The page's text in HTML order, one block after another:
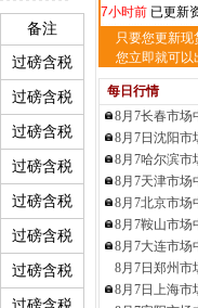
备注
过磅含税
过磅含税
过磅含税
过磅含税
过磅含税
过磅含税
过磅含税
7小时前已更新
天津亿宇金
现货供应：天
7小时前已更新
舞钢市恒沃钢
现货供应：耐磨
23小时前已更新
河南省智帅
现货供应：特厚
1天前 已更新资
舞钢市盛隆
现货供应：中
1天前 已更新资
天津宝仓腾飞
只要您更新现
您立即就可以
每日行情
8月7长春市场
8月7日沈阳市
8月7哈尔滨市
8月7天津市场
8月7北京市场
8月7鞍山市场
8月7大连市场
8月7日郑州市
8月7日上海市